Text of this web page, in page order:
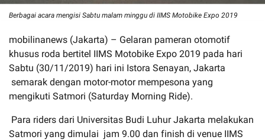
Berbagai acara mengisi Sabtu malam minggu di IIMS Motobike Expo 2019
mobilinanews (Jakarta) – Gelaran pameran otomotif
khusus roda bertitel IIMS Motobike Expo 2019 pada hari
Sabtu (30/11/2019) hari ini Istora Senayan, Jakarta
semarak dengan motor-motor mempesona yang
mengikuti Satmori (Saturday Morning Ride).
Para riders dari Universitas Budi Luhur Jakarta melakukan
Satmori yang dimulai jam 9.00 dan finish di venue IIMS